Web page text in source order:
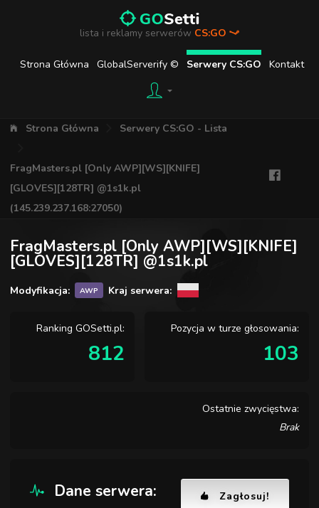
lista i reklamy serwerów CS:GO
Strona Główna GlobalServerify © Serwery CS:GO Kontakt
Strona Główna Serwery CS:GO - Lista
FragMasters.pl [Only AWP][WS][KNIFE]
[GLOVES][128TR] @1s1k.pl
(145.239.237.168:27050)
FragMasters.pl [Only AWP][WS][KNIFE]
[GLOVES][128TR] @1s1k.pl
Modyfikacja: AWP Kraj serwera:
Ranking GOSetti.pl:
812
Pozycja w turze głosowania:
103
Ostatnie zwycięstwa:
Brak
Dane serwera: Zagłosuj!